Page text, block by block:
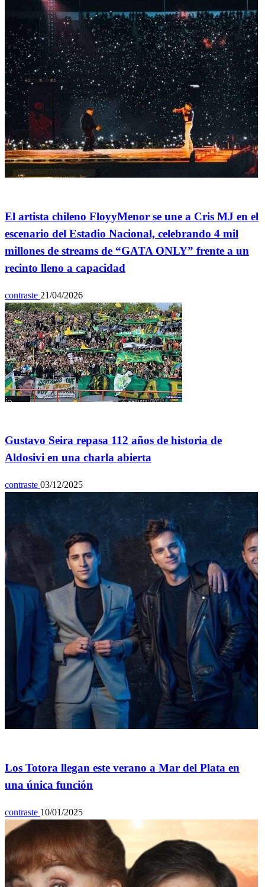
El artista chileno FloyyMenor se une a Cris MJ en el
escenario del Estadio Nacional, celebrando 4 mil
millones de streams de “GATA ONLY” frente a un
recinto lleno a capacidad
contraste 21/04/2026
Gustavo Seira repasa 112 años de historia de
Aldosivi en una charla abierta
contraste 03/12/2025
Los Totora llegan este verano a Mar del Plata en
una única función
contraste 10/01/2025